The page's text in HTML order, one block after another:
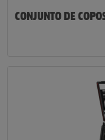
CONJUNTO DE